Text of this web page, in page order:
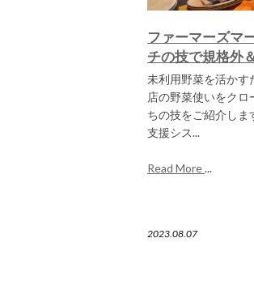
ファーマーズマ
チの技で規格外
未利用野菜を活かす
店の野菜使いをク
ちの技をご紹介しま
支援シス...
Read More...
2023.08.07